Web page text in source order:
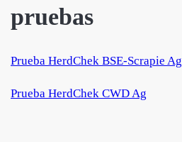
pruebas
Prueba HerdChek BSE-Scrapie Ag
Prueba HerdChek CWD Ag